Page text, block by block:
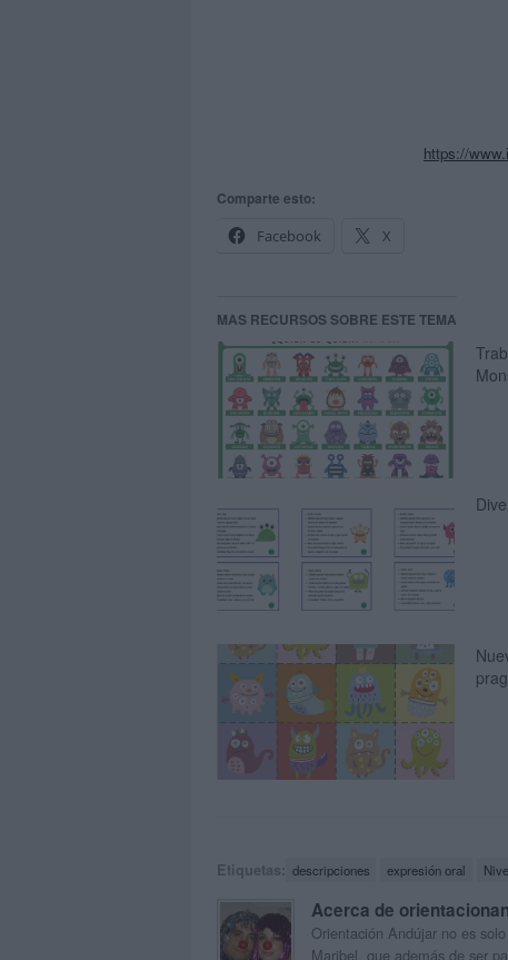
https://
Comparte esto:
Facebook
X
MAS RECURSOS SOBRE ESTE TEMA
Etiquetas: descripciones expresión oral
Acerca de
Orientación Andújar no es
Maribel, que además de ser